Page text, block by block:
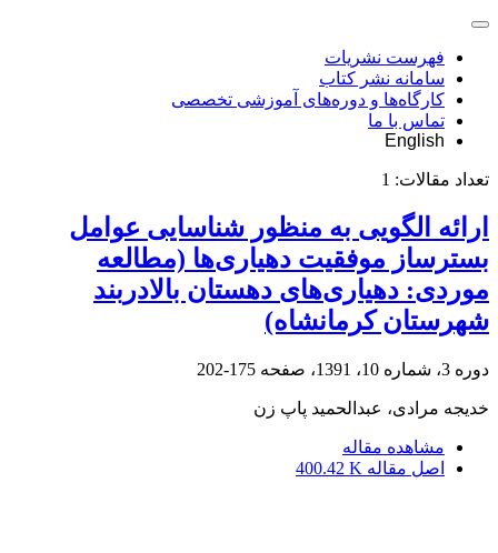
فهرست نشریات
سامانه نشر کتاب
کارگاه‌ها و دوره‌های آموزشی تخصصی
تماس با ما
English
تعداد مقالات: 1
ارائه الگویی به منظور شناسایی عوامل
بسترساز موفقیت دهیاری‌ها (مطالعه
موردی: دهیاری‌های دهستان بالادربند
شهرستان کرمانشاه)
دوره 3، شماره 10، 1391، صفحه 175-202
خدیجه مرادی، عبدالحمید پاپ زن
مشاهده مقاله
اصل مقاله 400.42 K